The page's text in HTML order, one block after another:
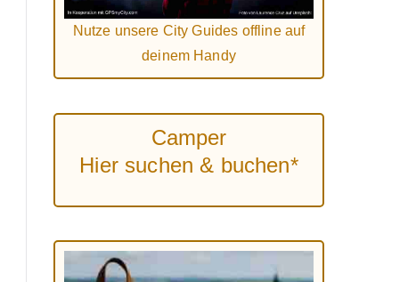
Nutze unsere City Guides offline auf
deinem Handy
Camper
Hier suchen & buchen*